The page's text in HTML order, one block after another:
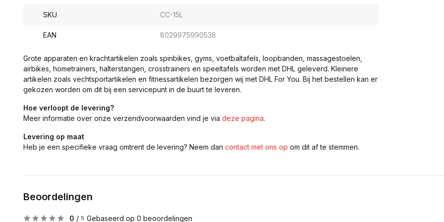
SKU CC-15L
EAN 8029975990538
Grote apparaten en krachtartikelen zoals spinbikes, gyms, voetbaltafels, loopbanden, massagestoelen,
airbikes, hometrainers, halterstangen, crosstrainers en speeltafels worden met DHL geleverd. Kleinere
artikelen zoals vechtsportartikelen en fitnessartikelen bezorgen wij met DHL For You. Bij het bestellen kan er
gekozen worden om dit bij een servicepunt in de buurt te leveren.
Hoe verloopt de levering?
Meer informatie over onze verzendvoorwaarden vind je via deze pagina.
Levering op maat
Heb je een specifieke vraag omtrent de levering? Neem dan contact met ons op om dit af te stemmen.
Beoordelingen
0 / 5 Gebaseerd op 0 beoordelingen